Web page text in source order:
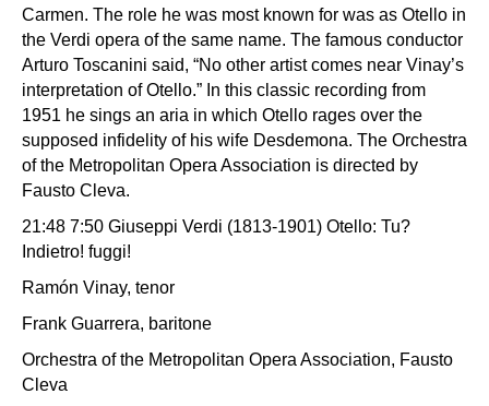
Carmen. The role he was most known for was as Otello in
the Verdi opera of the same name. The famous conductor
Arturo Toscanini said, “No other artist comes near Vinay’s
interpretation of Otello.” In this classic recording from
1951 he sings an aria in which Otello rages over the
supposed infidelity of his wife Desdemona. The Orchestra
of the Metropolitan Opera Association is directed by
Fausto Cleva.
21:48 7:50 Giuseppi Verdi (1813-1901) Otello: Tu?
Indietro! fuggi!
Ramón Vinay, tenor
Frank Guarrera, baritone
Orchestra of the Metropolitan Opera Association, Fausto
Cleva